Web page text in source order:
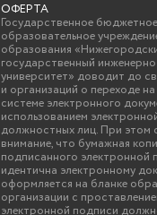
ОФЕРТА
Государственное бюджетное
образовательное
образования
государственный
университет» доводит до
и организаций о переходе
системе электронного
использованием
должностных лиц. При этом
внимание, что бумажная
подписанного электронной
идентична электронному
оформляется на бланке
организации с
электронной подписи